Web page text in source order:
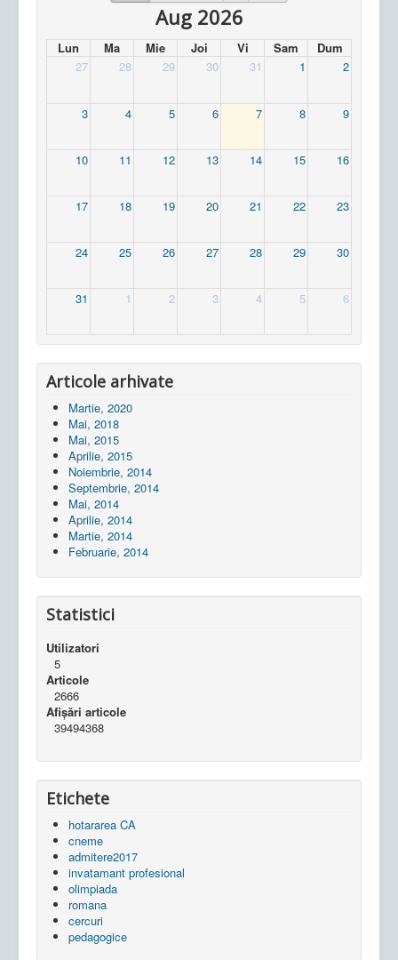
Aug 2026
Lun Ma Mie Joi Vi Sam
Dum
27
28 29 30 31 1 2
3 4 5 6 7 8 9
10 11 12 13 14 15 16
17 18 19 20 21 22 23
24 25 26 27 28 29 30
31 1 2 3 4 5 6
Articole arhivate
Martie, 2020
Mai, 2018
Mai, 2015
Aprilie, 2015
Noiembrie, 2014
Septembrie, 2014
Mai, 2014
Aprilie, 2014
Martie, 2014
Februarie, 2014
Statistici
Utilizatori
5
Articole
2666
Afișări articole
39494368
Etichete
hotararea CA
cneme
admitere2017
invatamant profesional
olimpiada
romana
cercuri
pedagogice